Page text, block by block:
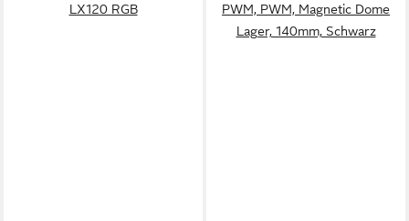
LX120 RGB
PWM, PWM, Magnetic Dome
Lager, 140mm, Schwarz